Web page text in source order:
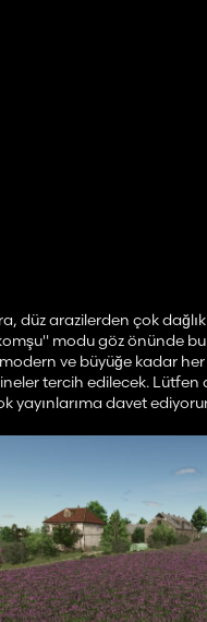
düz arazilerden çok
modu göz önünde
ve büyüğe kadar her
tercih edilecek.
yayınlarıma davet